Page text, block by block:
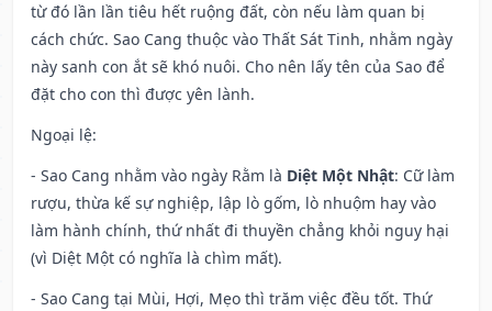
từ đó lần lần tiêu hết ruộng đất, còn nếu làm quan bị
cách chức. Sao Cang thuộc vào Thất Sát Tinh, nhằm ngày
này sanh con ắt sẽ khó nuôi. Cho nên lấy tên của Sao để
đặt cho con thì được yên lành.
Ngoại lệ:
- Sao Cang nhằm vào ngày Rằm là Diệt Một Nhật: Cữ làm
rượu, thừa kế sự nghiệp, lập lò gốm, lò nhuộm hay vào
làm hành chính, thứ nhất đi thuyền chẳng khỏi nguy hại
(vì Diệt Một có nghĩa là chìm mất).
- Sao Cang tại Mùi, Hợi, Mẹo thì trăm việc đều tốt. Thứ